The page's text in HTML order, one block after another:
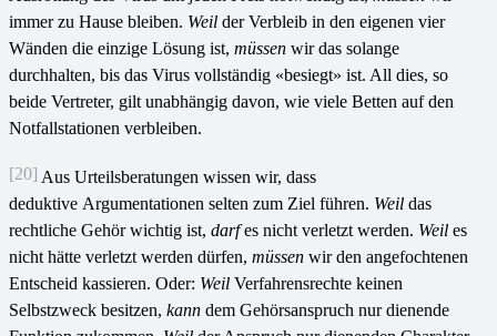
immer zu Hause bleiben. Weil der Verbleib in den eigenen vier
Wänden die einzige Lösung ist, müssen wir das solange
durchhalten, bis das Virus vollständig «besiegt» ist. All dies, so
beide Vertreter, gilt unabhängig davon, wie viele Betten auf den
Notfallstationen verbleiben.
[20] Aus Urteilsberatungen wissen wir, dass
deduktive Argumentationen selten zum Ziel führen. Weil das
rechtliche Gehör wichtig ist, darfes nicht verletzt werden. Weil es
nicht hätte verletzt werden dürfen, müssen wir den angefochtenen
Entscheid kassieren. Oder: Weil Verfahrensrechte keinen
Selbstzweck besitzen, kann dem Gehörsanspruch nur dienende